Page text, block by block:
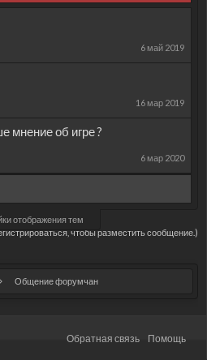
6 май 2019
16 мар 2019
мнение об игре ?
6 мар 2020
отображения тем
чтобы разместить сообщение.)
Общение форумчан
Обратная связь Помощь